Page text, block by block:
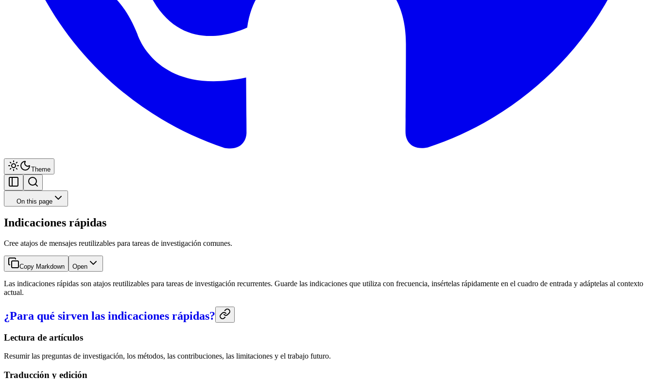
Theme
On this page
Indicaciones rápidas
Cree atajos de mensajes reutilizables para tareas de investigación comunes.
Copy Markdown Open
Las indicaciones rápidas son atajos reutilizables para tareas de investigación recurrentes. Guarde las indicaciones que utiliza con frecuencia, insértelas rápidamente en el cuadro de entrada y adáptelas al contexto
actual.
¿Para qué sirven las indicaciones rápidas?
Lectura de artículos
Resumir las preguntas de investigación, los métodos, las contribuciones, las limitaciones y el trabajo futuro.
Traducción y edición